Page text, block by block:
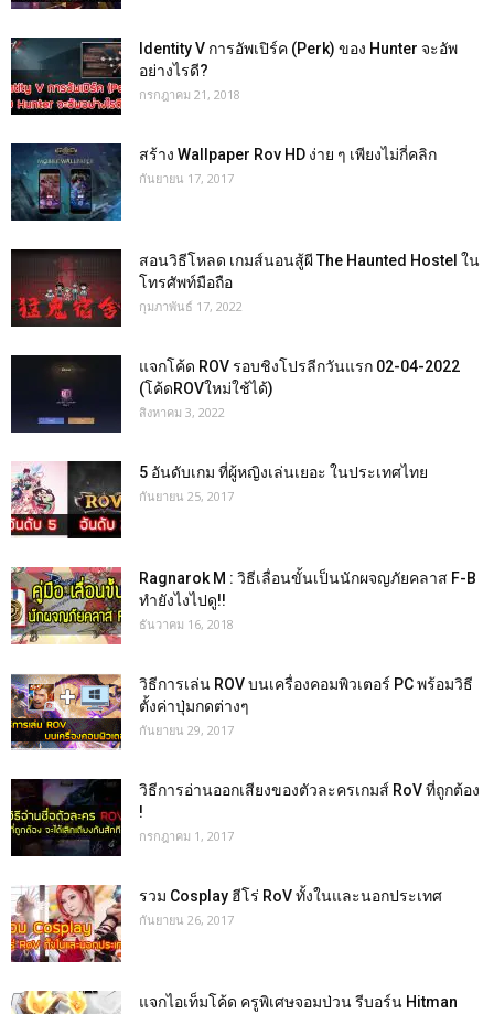
Identity V การอัพเปิร์ค (Perk) ของ Hunter จะอัพ
อย่างไรดี?
กรกฎาคม 21, 2018
สร้าง Wallpaper Rov HD ง่าย ๆ เพียงไม่กี่คลิก
กันยายน 17, 2017
สอนวิธีโหลด เกมส์นอนสู้ผี The Haunted Hostel ใน
โทรศัพท์มือถือ
กุมภาพันธ์ 17, 2022
แจกโค้ด ROV รอบชิงโปรลีกวันแรก 02-04-2022
(โค้ดROVใหม่ใช้ได้)
สิงหาคม 3, 2022
5 อันดับเกม ที่ผู้หญิงเล่นเยอะ ในประเทศไทย
กันยายน 25, 2017
Ragnarok M : วิธีเลื่อนขั้นเป็นนักผจญภัยคลาส F-B
ทำยังไงไปดู!!
ธันวาคม 16, 2018
วิธีการเล่น ROV บนเครื่องคอมพิวเตอร์ PC พร้อมวิธี
ตั้งค่าปุ่มกดต่างๆ
กันยายน 29, 2017
วิธีการอ่านออกเสียงของตัวละครเกมส์ RoV ที่ถูกต้อง
!
กรกฎาคม 1, 2017
รวม Cosplay ฮีโร่ RoV ทั้งในและนอกประเทศ
กันยายน 26, 2017
แจกไอเท็มโค้ด ครูพิเศษจอมป่วน รีบอร์น Hitman